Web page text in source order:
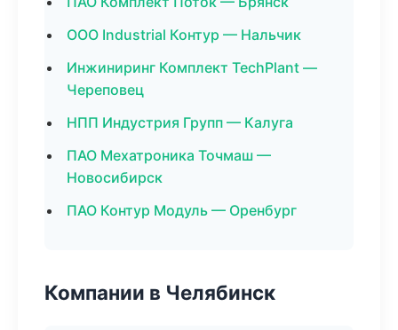
ООО Industrial Контур — Нальчик
Инжиниринг Комплект TechPlant —
Череповец
НПП Индустрия Групп — Калуга
ПАО Мехатроника Точмаш —
Новосибирск
ПАО Контур Модуль — Оренбург
Компании в Челябинск